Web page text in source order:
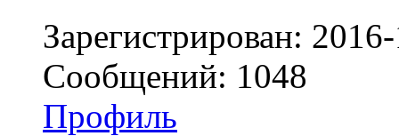
Зарегистрирован:
Сообщений: 1048
Профиль